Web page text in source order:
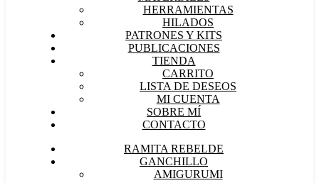
HERRAMIENTAS
HILADOS
PATRONES Y KITS
PUBLICACIONES
TIENDA
CARRITO
LISTA DE DESEOS
MI CUENTA
SOBRE MÍ
CONTACTO
RAMITA REBELDE
GANCHILLO
AMIGURUMI